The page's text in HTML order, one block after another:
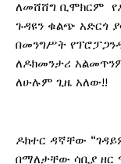
ለመሸሸግ ቢሞክርም
ጉዳዩን ቁልጭ አድርጎ
በመንግሥት
ለዶክመንታሪ
ለሁሉም ጊዜ አለው!!
ዶክተር ዳኛቸው
በማለታቸው ሳቢያ ዘር